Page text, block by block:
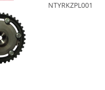
NTYRKZPL001